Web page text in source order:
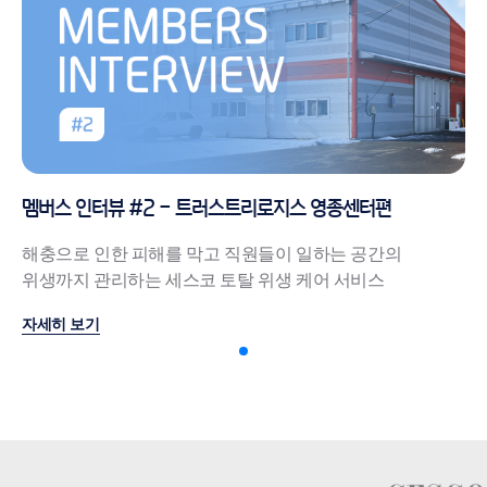
멤버스 인터뷰 #2 - 트러스트리로지스 영종센터편
해충으로 인한 피해를 막고 직원들이 일하는 공간의
위생까지 관리하는 세스코 토탈 위생 케어 서비스
자세히 보기